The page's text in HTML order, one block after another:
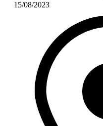
15/08/2023